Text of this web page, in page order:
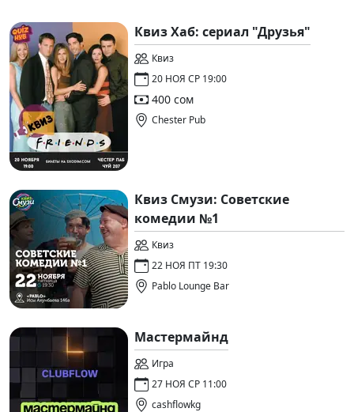
Квиз Хаб: сериал "Друзья"
Квиз
20 НОЯ СР 19:00
400 сом
Chester Pub
Квиз Смузи: Советские
комедии №1
Квиз
22 НОЯ ПТ 19:30
Pablo Lounge Bar
Мастермайнд
Игра
27 НОЯ СР 11:00
cashflowkg